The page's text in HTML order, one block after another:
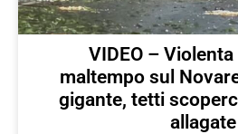
VIDEO –
maltempo sul
gigante, tetti
allagate